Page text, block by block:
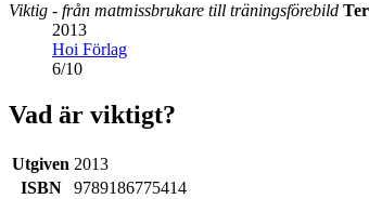
Viktig - från matmissbrukare till träningsförebild
2013
Hoi Förlag
6/10
Vad är viktigt?
Utgiven 2013
ISBN
9789186775414